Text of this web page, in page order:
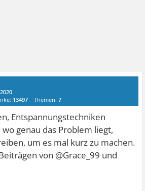
13497 Themen:7
Entspannungstechniken
genau das Problem liegt,
um es mal kurz zu machen.
von @Grace_99 und